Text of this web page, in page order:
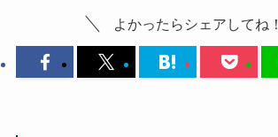
よかったらシェアしてね！